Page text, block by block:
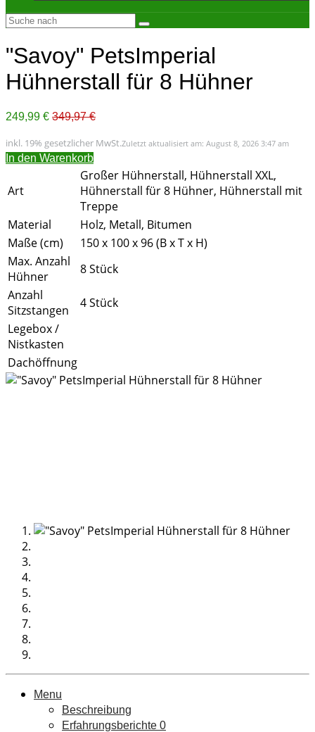
"Savoy" PetsImperial
Hühnerstall für 8 Hühner
249,99 € 349,97 €
inkl. 19% gesetzlicher MwSt.Zuletzt aktualisiert am: August 8, 2026 3:47 am
In den Warenkorb
Art
Großer Hühnerstall, Hühnerstall XXL,
Hühnerstall für 8 Hühner, Hühnerstall mit
Treppe
Material
Holz, Metall, Bitumen
Maße (cm)
150 x 100 x 96 (B x T x H)
Max. Anzahl
Hühner
8 Stück
Anzahl
Sitzstangen
4 Stück
Legebox /
Nistkasten
Dachöffnung
Menu
Beschreibung
Erfahrungsberichte 0